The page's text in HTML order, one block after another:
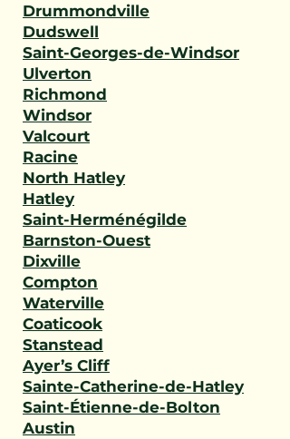
Drummondville
Dudswell
Saint-Georges-de-Windsor
Ulverton
Richmond
Windsor
Valcourt
Racine
North Hatley
Hatley
Saint-Herménégilde
Barnston-Ouest
Dixville
Compton
Waterville
Coaticook
Stanstead
Ayer’s Cliff
Sainte-Catherine-de-Hatley
Saint-Étienne-de-Bolton
Austin